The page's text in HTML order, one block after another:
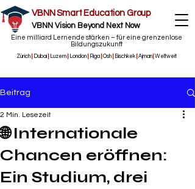
VBNN Smart Education Group
VBNN Vision Beyond Next Now
Eine milliard Lernende stärken – für eine grenzenlose
Bildungszukunft
Zürich Dubai Luzern London Riga Osh Bischkek Ajman |Weltweit
Beitrag
🌐 Internationale
Chancen eröffnen:
Ein Studium, drei
2 Min. Lesezeit